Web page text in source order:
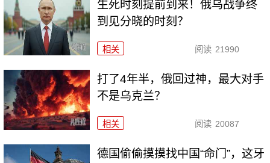
生死时刻提前到来！俄乌战争终
到见分晓的时刻？
相关 阅读 21990
打了4年半，俄回过神，最大对手
不是乌克兰？
相关 阅读 20087
德国偷偷摸摸找中国“命门”，这牙